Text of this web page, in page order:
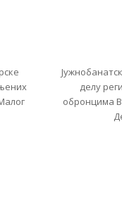
делу
обронцима